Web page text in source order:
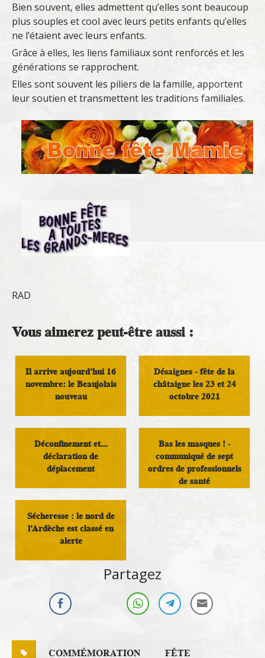
Bien souvent, elles admettent qu’elles sont beaucoup
plus souples et cool avec leurs petits enfants qu’elles
ne l’étaient avec leurs enfants.
Grâce à elles, les liens familiaux sont renforcés et les
générations se rapprochent.
Elles sont souvent les piliers de la famille, apportent
leur soutien et transmettent les traditions familiales.
RAD
Vous aimerez peut-être aussi :
Il arrive aujourd'hui 16
novembre: le Beaujolais
nouveau
Désaignes - fête de la
châtaigne les 23 et 24
octobre 2021
Déconfinement et...
déclaration de
déplacement
Bas les masques ! -
communiqué de sept
ordres de professionnels
de santé
Sécheresse : le nord de
l'Ardèche est classé en
alerte
Partagez
COMMÉMORATION FÊTE